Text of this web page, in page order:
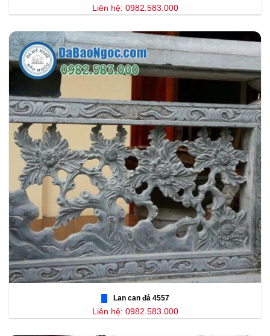
Liên hệ: 0982.583.000
Lan can đá 4557
Liên hệ: 0982.583.000